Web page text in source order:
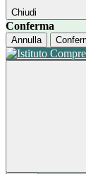
Chiudi
Conferma
Annulla